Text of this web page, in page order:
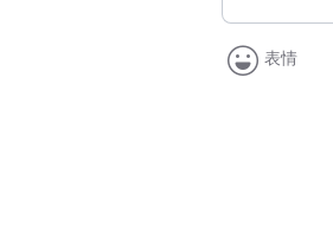
表情